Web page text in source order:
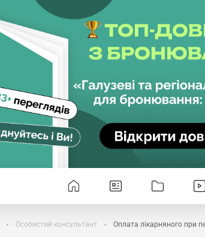
Особистий консультант Оплата лікарняного при